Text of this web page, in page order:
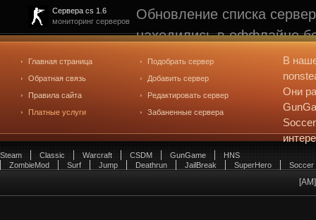
Сервера cs 1.6
мониторинг серверов
Обновление списка
находились в оффлайне
рейтинге не участвуют.
редактирования
.
Главная страница
Обратная связь
Правила сайта
Платные услуги
Подобрать сервер
Добавить сервер
Редактировать сервер
Забаненные сервера
В
Они
Steam Classic Warcraft CSDM GunGame
HNS
ZombieMod
Surf Jump Deathrun JailBreak SuperHero Soccer